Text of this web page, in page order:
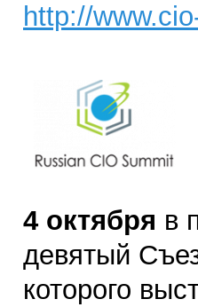
http://
4 октября в
девятый
которого